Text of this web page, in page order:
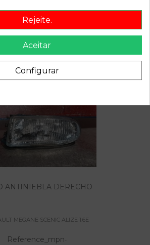
para renault megane scenic alize
gostar
ANTINIEBLA DERECHO
MEGANE SCENIC ALIZE 1.6E
Reference_mpn-
Rejeite.
Aceitar
Configurar